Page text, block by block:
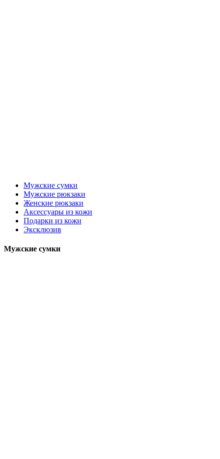
Мужские сумки
Мужские рюкзаки
Женские рюкзаки
Аксессуары из кожи
Подарки из кожи
Эксклюзив
Мужские сумки